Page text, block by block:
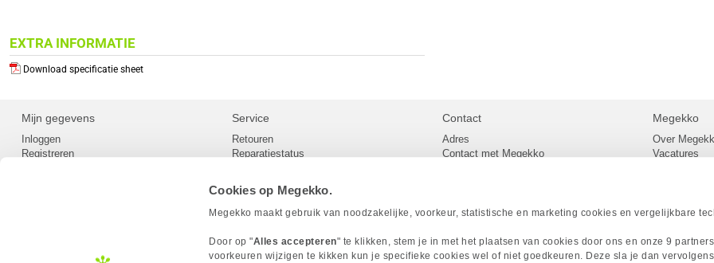
Cookies op Megekko.
Megekko maakt gebruik van noodzakelijke, voorkeur, statistische en marketing cookies en vergelijkbare
Door op "Alles accepteren" te klikken, stem je in met het plaatsen van cookies door ons en onze 9
voorkeuren wijzigen te kikken kun je specifieke cookies wel of niet goedkeuren. Deze sla je dan
EXTRA INFORMATIE
Download specificatie sheet
Mijn gegevens
Inloggen
Registreren
Service
Retouren
Reparatiestatus
Herroepingsrecht
Betaalmethoden
Megekko builds
Toegankelijkheid
Contact
Adres
Contact met Megekko
Megekko
Over
Vacatures
Sitemap
Acties
Megekko